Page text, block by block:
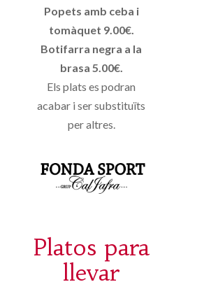
Popets amb ceba i
tomàquet 9.00€.
Botifarra negra a la
brasa 5.00€.
Els plats es podran
acabar i ser substituïts
per altres.
Platos para
llevar